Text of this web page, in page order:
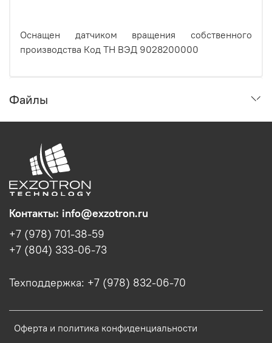
Оснащен датчиком вращения собственного
производства Код ТН ВЭД 9028200000
Файлы
Оферта и политика конфиденциальности
Контакты: info@exzotron.ru
+7 (978) 701-38-59
+7 (804) 333-06-73
Техподдержка: +7 (978) 832-06-70